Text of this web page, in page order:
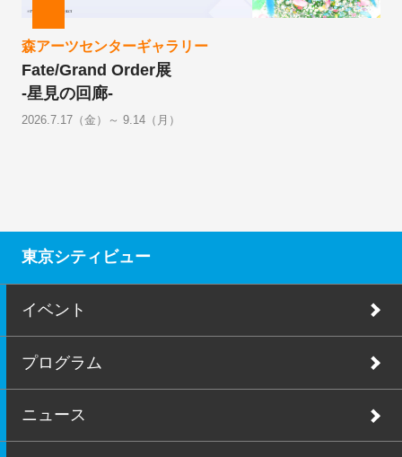
森アーツセンターギャラリー
Fate/Grand Order展
-星見の回廊-
2026.7.17（金）～ 9.14（月）
東京シティビュー
イベント
プログラム
ニュース